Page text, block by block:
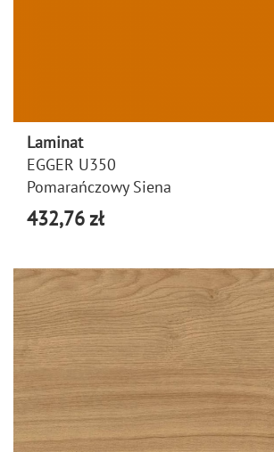
Laminat
EGGER U350
Pomarańczowy Siena
432,76 zł